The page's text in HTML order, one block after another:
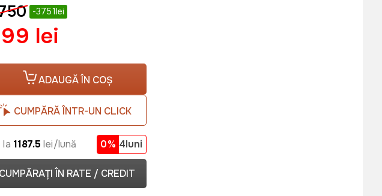
-3751lei
lei
ADAUGĂ ÎN COȘ
CUMPĂRĂ ÎNTR-UN CLICK
la 1187.5 lei/lună 0% 4luni
CUMPĂRAȚI ÎN RATE / CREDIT